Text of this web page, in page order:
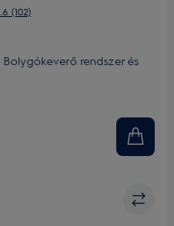
(102)
Bolygókeverő rendszer és
eszközökkel és
fény segít ebben, teljes